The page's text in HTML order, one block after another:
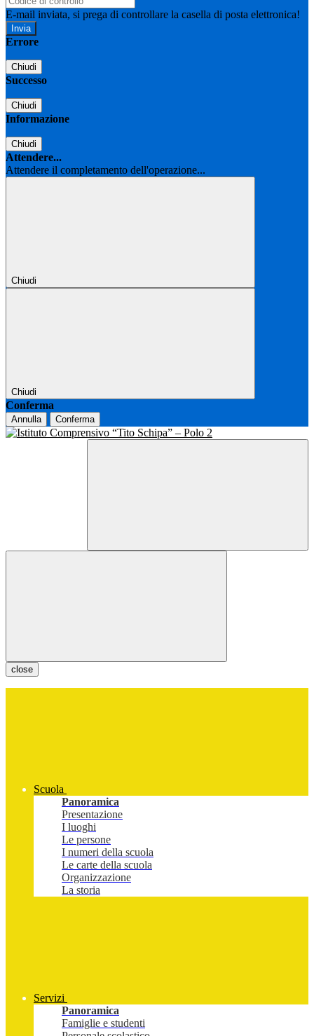
E-mail inviata, si prega di controllare la casella di posta elettronica!
Errore
Chiudi
Successo
Chiudi
Informazione
Chiudi
Attendere...
Attendere il completamento dell'operazione...
Chiudi
Chiudi
Conferma
Annulla Conferma
close
Scuola
Panoramica
Presentazione
I luoghi
Le persone
I numeri della scuola
Le carte della scuola
Organizzazione
La storia
Servizi
Panoramica
Famiglie e studenti